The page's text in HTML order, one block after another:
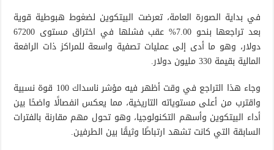
في بداية الصورة العامة، تعرضت البيتكوين لضغوط هبوطية قوية
بعد تراجعها بنحو 7.00% عقب فشلها في اختراق مستوى 67200
دولار، وهو ما أدى إلى عمليات تصفية واسعة للمراكز ذات الرافعة
المالية بقيمة 330 مليون دولار.
وجاء هذا التراجع في وقت أظهر فيه مؤشر ناسداك 100 قوة نسبية
واقترب من أعلى مستوياته التاريخية، مما يعكس انفصالًا واضحًا بين
أداء البيتكوين وأسهم التكنولوجيا، وهو تحول مهم مقارنة بالفترات
السابقة التي كانت تشهد ارتباطًا وثيقًا بين الطرفين.